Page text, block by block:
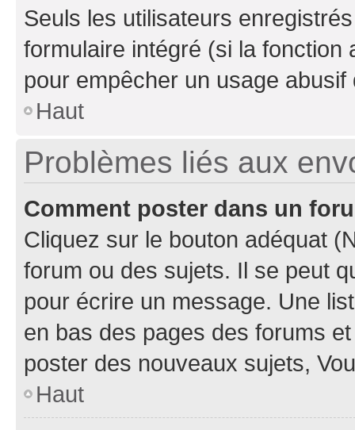
Seuls les utilisateurs
formulaire intégré (si la fonction
pour empêcher un usage
Haut
Problèmes liés aux
Comment poster dans un
Cliquez sur le bouton adéquat
forum ou des sujets. Il se peut
pour écrire un message. Une
en bas des pages des forums
poster des nouveaux sujets,
Haut